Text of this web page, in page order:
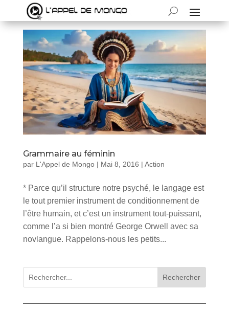
Grammaire au féminin
par L'Appel de Mongo| Mai 8, 2016 | Action
* Parce qu’il structure notre psyché, le langage est
le tout premier instrument de conditionnement de
l’être humain, et c’est un instrument tout-puissant,
comme l’a si bien montré George Orwell avec sa
novlangue. Rappelons-nous les petits...
Rechercher